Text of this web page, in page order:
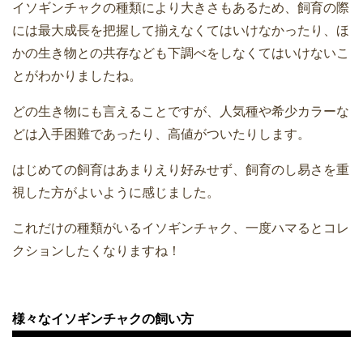
イソギンチャクの種類により大きさもあるため、飼育の際
には最大成長を把握して揃えなくてはいけなかったり、ほ
かの生き物との共存なども下調べをしなくてはいけないこ
とがわかりましたね。
どの生き物にも言えることですが、人気種や希少カラーな
どは入手困難であったり、高値がついたりします。
はじめての飼育はあまりえり好みせず、飼育のし易さを重
視した方がよいように感じました。
これだけの種類がいるイソギンチャク、一度ハマるとコレ
クションしたくなりますね！
様々なイソギンチャクの飼い方